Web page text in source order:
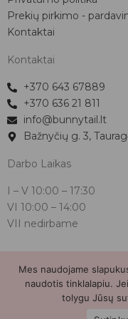
Prekių pirkimo -
Kontaktai
Kontaktai
+370 643 67889
+370 636 21 811
info@bunnytail.lt
Bažnyčių g. 3,
Darbo Laikas
I – V 10:00 – 17:30
VI 10:00 – 14:00
VII nedirbame
Bunnytail.lt| Copyright
Mes naudojame
naudotis tinklalapiu.
tolygu Jūsų